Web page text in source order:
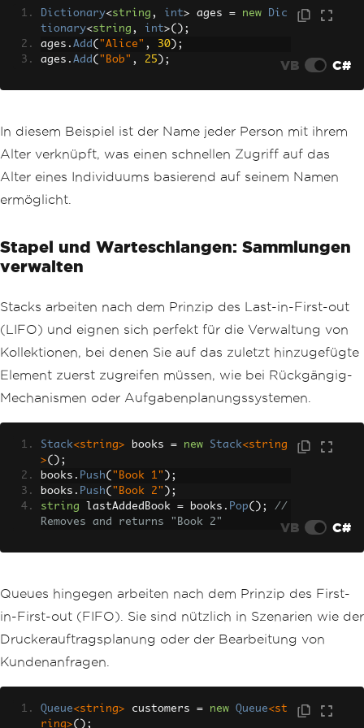
Dictionary<string , int> ages = new
Dic
tionary<string , int>();
ages . Add ( "Alice" , 30 );
ages . Add ( "Bob" , 25 ); VB C#
In diesem Beispiel ist der Name jeder Person mit ihrem
Alter verknüpft, was einen schnellen Zugriff auf das
Alter eines Individuums basierend auf seinem Namen
ermöglicht.
Stapel und Warteschlangen: Sammlungen
verwalten
Stacks arbeiten nach dem Prinzip des Last-in-First-out
(LIFO) und eignen sich perfekt für die Verwaltung von
Kollektionen, bei denen Sie auf das zuletzt hinzugefügte
Element zuerst zugreifen müssen, wie bei Rückgängig-
Mechanismen oder Aufgabenplanungssystemen.
Stack<string> books = new Stack<string
>();
books . Push( "Book 1" );
books . Push( "Book 2" );
string lastAddedBook = books . Pop();
//
Removes and returns "Book 2"
VB C#
Queues hingegen arbeiten nach dem Prinzip des First-
in-First-out (FIFO). Sie sind nützlich in Szenarien wie der
Druckerauftragsplanung oder der Bearbeitung von
Kundenanfragen.
Queue<string> customers = new Queue<st
ring>();